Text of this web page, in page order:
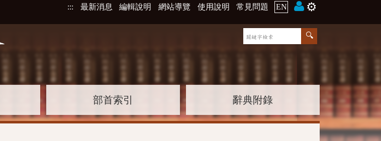
::: 最新消息 編輯說明 網站導覽 使用說明 常見問題 EN ⚙️
部首索引 辭典附錄